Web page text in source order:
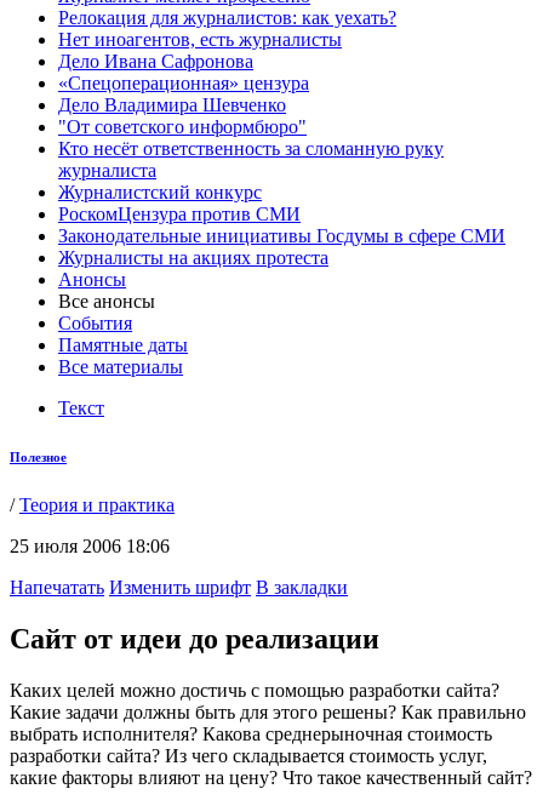
Релокация для журналистов: как уехать?
Нет иноагентов, есть журналисты
Дело Ивана Сафронова
«Спецоперационная» цензура
Дело Владимира Шевченко
"От советского информбюро"
Кто несёт ответственность за сломанную руку
журналиста
Журналистский конкурс
РоскомЦензура против СМИ
Законодательные инициативы Госдумы в сфере СМИ
Журналисты на акциях протеста
Анонсы
Все анонсы
События
Памятные даты
Все материалы
Текст
Полезное
/Теория и практика
25 июля 2006 18:06
Напечатать Изменить шрифт В закладки
Сайт от идеи до реализации
Каких целей можно достичь с помощью разработки сайта?
Какие задачи должны быть для этого решены? Как правильно
выбрать исполнителя? Какова среднерыночная стоимость
разработки сайта? Из чего складывается стоимость услуг,
какие факторы влияют на цену? Что такое качественный сайт?